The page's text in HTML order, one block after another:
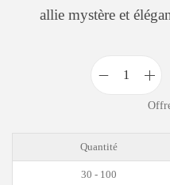
allie mystère et
Quantité
30 - 100